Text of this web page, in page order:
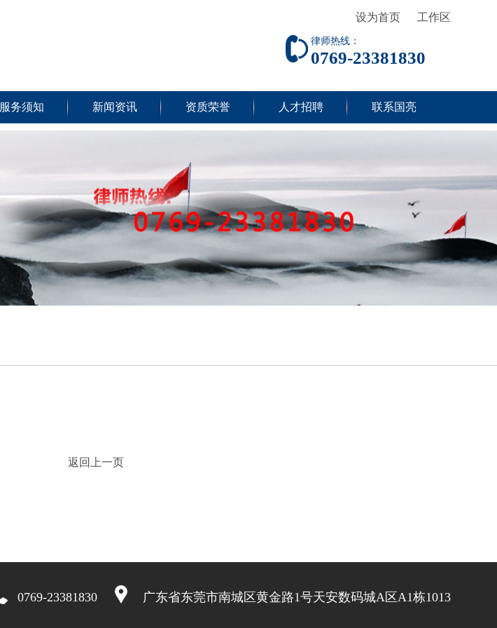
设为首页 工作区
律师热线：
0769-23381830
服务须知 新闻资讯 资质荣誉 人才招聘 联系国亮
返回上一页
广东省东莞市南城区黄金路1号天安数码城A区A1栋1013
0769-23381830